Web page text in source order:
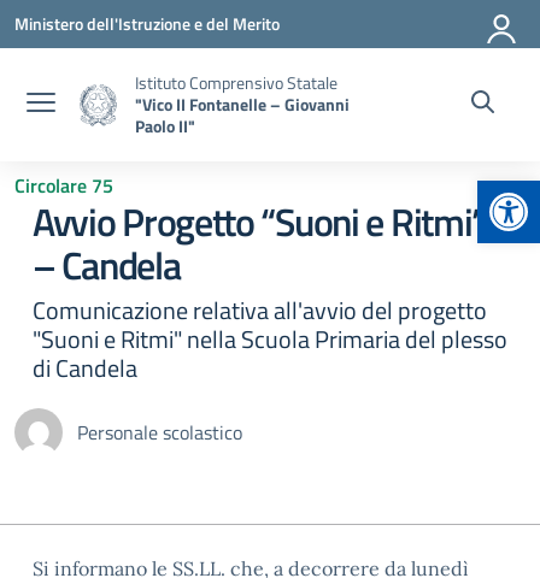
Vai ai contenuti
Vai al menu di navigazione
Vai al footer
Ministero dell'Istruzione e del Merito
Istituto Comprensivo Statale
"Vico II Fontanelle – Giovanni
Paolo II"
Circolare 75
Avvio Progetto “Suoni e Ritmi”
– Candela
Comunicazione relativa all'avvio del progetto
"Suoni e Ritmi" nella Scuola Primaria del plesso
di Candela
Personale scolastico
Si informano le SS.LL. che, a decorrere da lunedì